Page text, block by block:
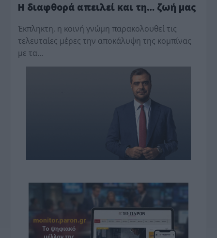
Η διαφθορά απειλεί και τη… ζωή μας
Έκπληκτη, η κοινή γνώμη παρακολουθεί τις
τελευταίες μέρες την αποκάλυψη της κο­μπίνας
με τα…